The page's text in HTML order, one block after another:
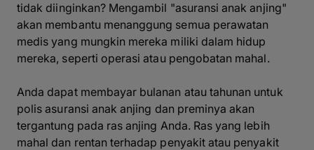
tidak diinginkan? Mengambil "asuransi anak anjing"
akan membantu menanggung semua perawatan
medis yang mungkin mereka miliki dalam hidup
mereka, seperti operasi atau pengobatan mahal.
Anda dapat membayar bulanan atau tahunan untuk
polis asuransi anak anjing dan preminya akan
tergantung pada ras anjing Anda. Ras yang lebih
mahal dan rentan terhadap penyakit atau penyakit